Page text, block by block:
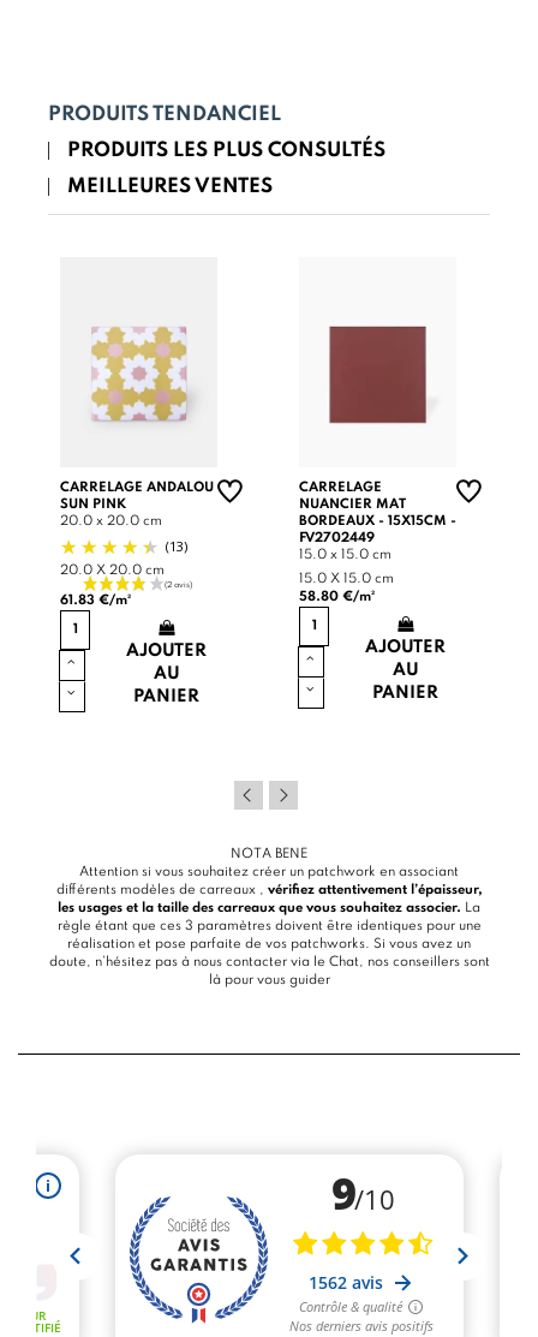
PRODUITS TENDANCIEL
PRODUITS LES PLUS CONSULTÉS
MEILLEURES VENTES
CARRELAGE ANDALOU
SUN PINK
20.0 x 20.0 cm
(13)
20.0 X 20.0 cm
61.83 €/m²
AJOUTER
AU
PANIER
CARRELAGE
NUANCIER MAT
BORDEAUX - 15X15CM -
FV2702449
15.0 x 15.0 cm
15.0 X 15.0 cm
58.80 €/m²
AJOUTER
AU
PANIER
NOTA BENE
Attention si vous souhaitez créer un patchwork en associant
différents modèles de carreaux , vérifiez attentivement l’épaisseur,
les usages et la taille des carreaux que vous souhaitez associer. La
règle étant que ces 3 paramètres doivent être identiques pour une
réalisation et pose parfaite de vos patchworks. Si vous avez un
doute, n’hésitez pas à nous contacter via le Chat, nos conseillers sont
là pour vous guider